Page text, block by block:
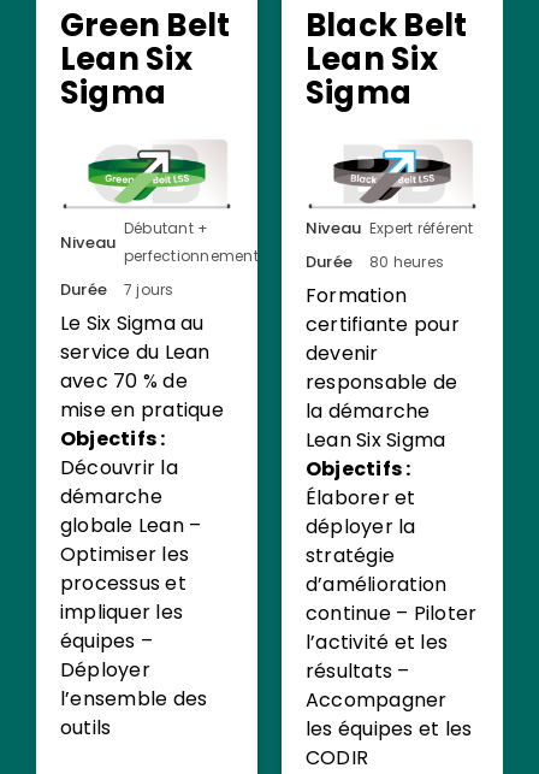
Green Belt
Lean Six
Sigma
Niveau
Débutant +
perfectionnement
Durée 7 jours
Le Six Sigma au
service du Lean
avec 70 % de
mise en pratique
Objectifs :
Découvrir la
démarche
globale Lean –
Optimiser les
processus et
impliquer les
équipes –
Déployer
l’ensemble des
outils
Black Belt
Lean Six
Sigma
Niveau Expert référent
Durée 80 heures
Formation
certifiante pour
devenir
responsable de
la démarche
Lean Six Sigma
Objectifs :
Élaborer et
déployer la
stratégie
d’amélioration
continue – Piloter
l’activité et les
résultats –
Accompagner
les équipes et les
CODIR